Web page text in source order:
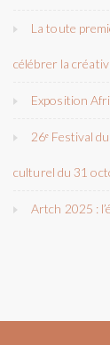
La toute
célébrer la
Exposition
26ᵉ Festival
culturel du 31
Artch 2025 :